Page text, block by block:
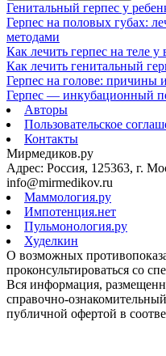
Генитальный герпес у
Герпес на половых губах:
методами
Как лечить герпес на теле у
Как лечить генитальный
Герпес на голове: причины
Герпес — инкубационный
Авторы
Пользовательское
Контакты
Мирмедиков.ру
Адрес: Россия, 125363, г.
info@mirmedikov.ru
Маммология.ру
Импотенция.нет
Пульмонология.ру
Худелкин
О возможных
проконсультироваться со
Вся информация,
справочно-
публичной офертой в